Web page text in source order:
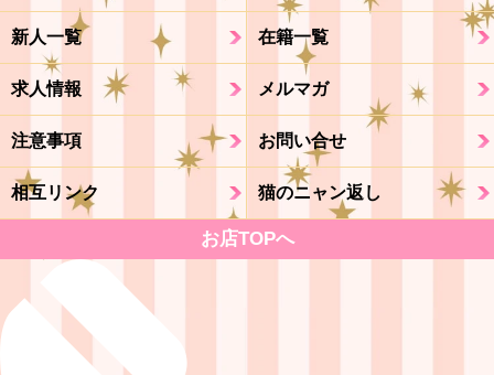
新人一覧 在籍一覧
求人情報 メルマガ
注意事項 お問い合せ
相互リンク 猫のニャン返し
お店TOPへ